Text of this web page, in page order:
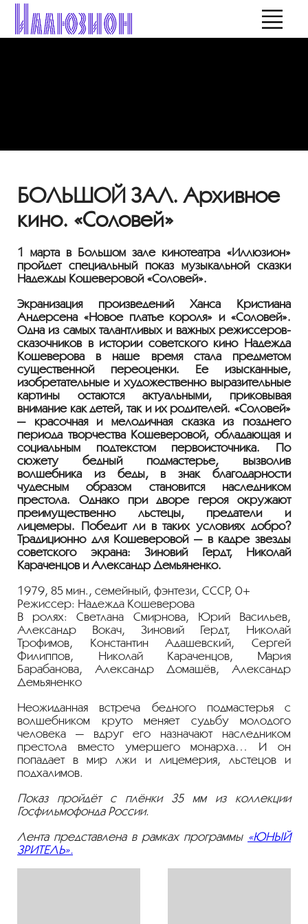
БОЛЬШОЙ ЗАЛ. Архивное
кино. «Соловей»
1 марта в Большом зале кинотеатра «Иллюзион»
пройдет специальный показ музыкальной сказки
Надежды Кошеверовой «Соловей».
Экранизация произведений Ханса Кристиана
Андерсена «Новое платье короля» и «Соловей».
Одна из самых талантливых и важных режиссеров-
сказочников в истории советского кино Надежда
Кошеверова в наше время стала предметом
существенной переоценки. Ее изысканные,
изобретательные и художественно выразительные
картины остаются актуальными, приковывая
внимание как детей, так и их родителей. «Соловей»
— красочная и мелодичная сказка из позднего
периода творчества Кошеверовой, обладающая и
социальным подтекстом первоисточника. По
сюжету бедный подмастерье, вызволив
волшебника из беды, в знак благодарности
чудесным образом становится наследником
престола. Однако при дворе героя окружают
преимущественно льстецы, предатели и
лицемеры. Победит ли в таких условиях добро?
Традиционно для Кошеверовой — в кадре звезды
советского экрана: Зиновий Гердт, Николай
Караченцов и Александр Демьяненко.
1979, 85 мин., семейный, фэнтези, СССР, 0+
Режиссер: Надежда Кошеверова
В ролях: Светлана Смирнова, Юрий Васильев,
Александр Вокач, Зиновий Гердт, Николай
Трофимов, Константин Адашевский, Сергей
Филиппов, Николай Караченцов, Мария
Барабанова, Александр Домашёв, Александр
Демьяненко
Неожиданная встреча бедного подмастерья с
волшебником круто меняет судьбу молодого
человека — вдруг его назначают наследником
престола вместо умершего монарха… И он
попадает в мир лжи и лицемерия, льстецов и
подхалимов.
Показ пройдёт с плёнки 35 мм из коллекции
Госфильмофонда России.
Лента представлена в рамках программы «ЮНЫЙ
ЗРИТЕЛЬ».